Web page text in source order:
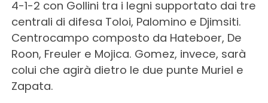
4-1-2 con Gollini tra i legni supportato dai tre
centrali di difesa Toloi, Palomino e Djimsiti.
Centrocampo composto da Hateboer, De
Roon, Freuler e Mojica. Gomez, invece, sarà
colui che agirà dietro le due punte Muriel e
Zapata.